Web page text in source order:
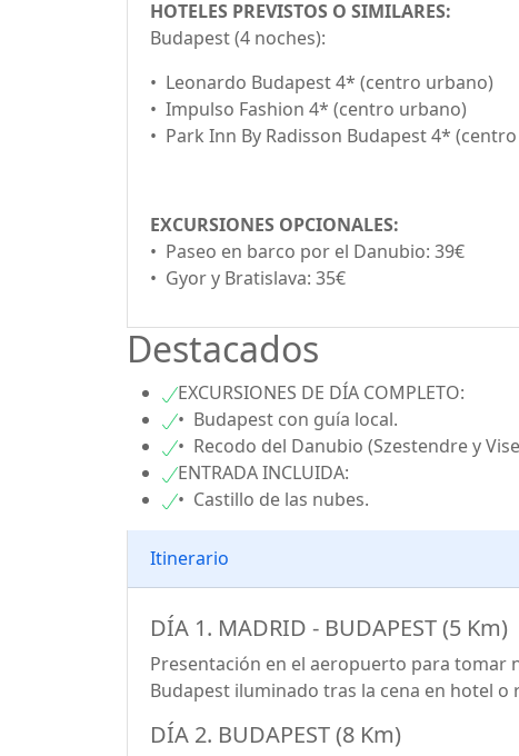
HOTELES PREVISTOS O SIMILARES:
Budapest (4 noches):
• Leonardo Budapest 4* (centro urbano)
• Impulso Fashion 4* (centro urbano)
• Park Inn By Radisson Budapest 4*
EXCURSIONES OPCIONALES:
• Paseo en barco por el Danubio: 39€
• Gyor y Bratislava: 35€
Destacados
EXCURSIONES DE DÍA COMPLETO:
• Budapest con guía local.
• Recodo del Danubio (Szestendre y
ENTRADA INCLUIDA:
• Castillo de las nubes.
Itinerario
DÍA 1. MADRID - BUDAPEST (5 Km)
Presentación en el aeropuerto para tomar
Budapest iluminado tras la cena en hotel
DÍA 2. BUDAPEST (8 Km)